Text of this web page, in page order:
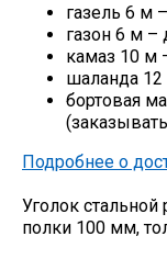
газель 6 м
газон 6 м –
камаз 10 м
шаланда 12
бортовая
Подробнее о
Уголок
полки 100 мм,